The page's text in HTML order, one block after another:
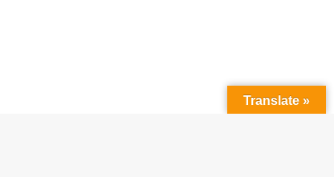
Translate »